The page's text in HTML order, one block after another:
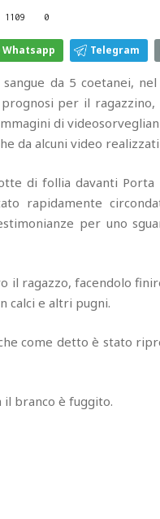
1109 0
Whatsapp Telegram
da 5 coetanei, nel
per il
di
da alcuni video
di follia davanti Porta
rapidamente
per uno
il ragazzo, facendolo
calci e altri pugni.
come detto è stato
il branco è fuggito.